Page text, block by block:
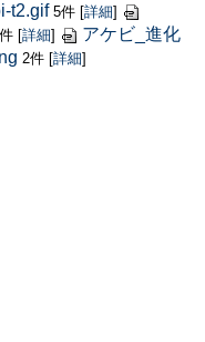
t2.gif 5件 [詳細]
[詳細]
アケビ_進化
2件 [詳細]